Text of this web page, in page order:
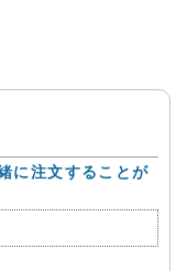
に注文することが